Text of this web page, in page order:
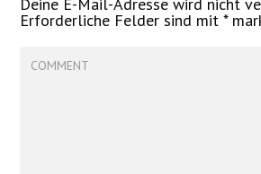
Deine E-Mail-Adresse wird nicht
Erforderliche Felder sind mit*